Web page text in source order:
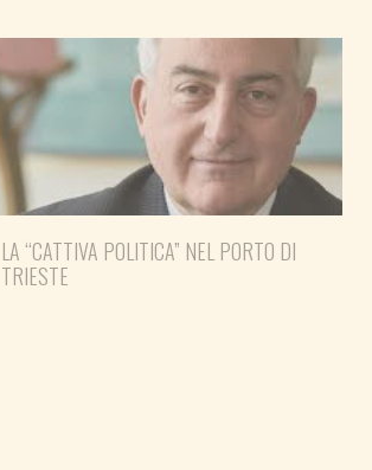
LA “CATTIVA POLITICA” NEL PORTO DI
TRIESTE